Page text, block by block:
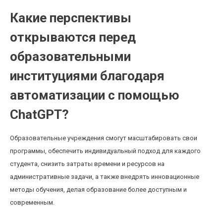
Какие перспективы
открываются перед
образовательными
институциями благодаря
автоматизации с помощью
ChatGPT?
Образовательные учреждения смогут масштабировать свои
программы, обеспечить индивидуальный подход для каждого
студента, снизить затраты времени и ресурсов на
административные задачи, а также внедрять инновационные
методы обучения, делая образование более доступным и
современным.